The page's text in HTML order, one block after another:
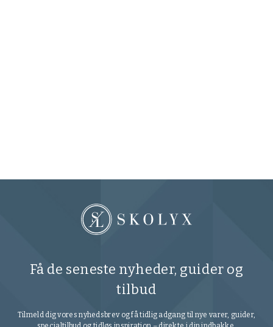
Få de seneste nyheder, guider og
tilbud
Tilmeld dig vores nyhedsbrev og få tidlig adgang til nye varer, guider,